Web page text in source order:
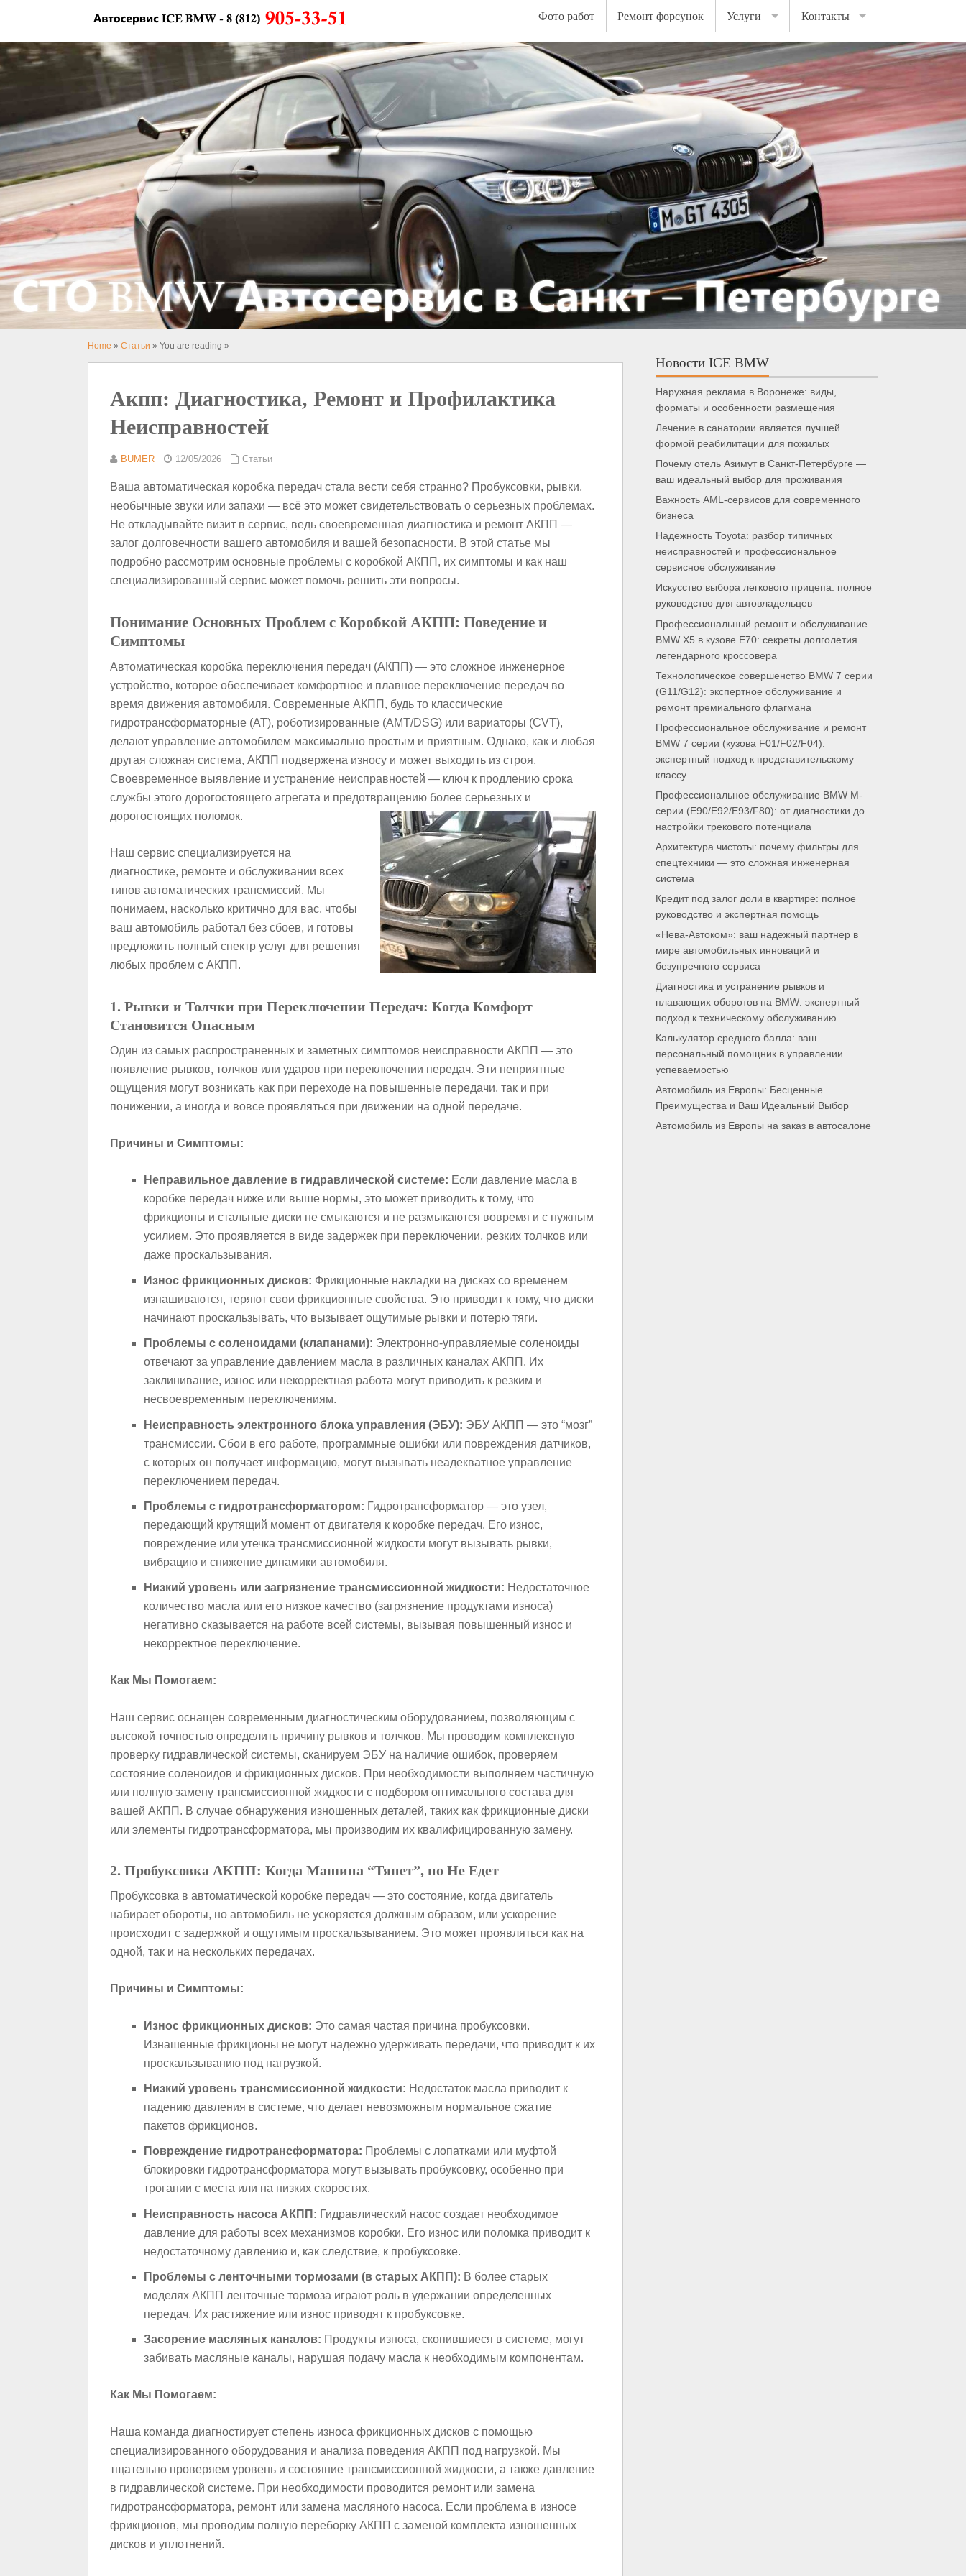
Фото работ Ремонт форсунок Услуги Контакты
Home » Статьи » You are reading »
Акпп: Диагностика, Ремонт и Профилактика
Неисправностей
BUMER 12/05/2026 Статьи
Ваша автоматическая коробка передач стала вести себя странно? Пробуксовки, рывки,
необычные звуки или запахи — всё это может свидетельствовать о серьезных проблемах.
Не откладывайте визит в сервис, ведь своевременная диагностика и ремонт АКПП —
залог долговечности вашего автомобиля и вашей безопасности. В этой статье мы
подробно рассмотрим основные проблемы с коробкой АКПП, их симптомы и как наш
специализированный сервис может помочь решить эти вопросы.
Понимание Основных Проблем с Коробкой АКПП: Поведение и
Симптомы
Автоматическая коробка переключения передач (АКПП) — это сложное инженерное
устройство, которое обеспечивает комфортное и плавное переключение передач во
время движения автомобиля. Современные АКПП, будь то классические
гидротрансформаторные (AT), роботизированные (AMT/DSG) или вариаторы (CVT),
делают управление автомобилем максимально простым и приятным. Однако, как и любая
другая сложная система, АКПП подвержена износу и может выходить из строя.
Своевременное выявление и устранение неисправностей — ключ к продлению срока
службы этого дорогостоящего агрегата и предотвращению более серьезных и
дорогостоящих поломок.
Наш сервис специализируется на
диагностике, ремонте и обслуживании всех
типов автоматических трансмиссий. Мы
понимаем, насколько критично для вас, чтобы
ваш автомобиль работал без сбоев, и готовы
предложить полный спектр услуг для решения
любых проблем с АКПП.
1. Рывки и Толчки при Переключении Передач: Когда Комфорт
Становится Опасным
Один из самых распространенных и заметных симптомов неисправности АКПП — это
появление рывков, толчков или ударов при переключении передач. Эти неприятные
ощущения могут возникать как при переходе на повышенные передачи, так и при
понижении, а иногда и вовсе проявляться при движении на одной передаче.
Причины и Симптомы:
Неправильное давление в гидравлической системе: Если давление масла в
коробке передач ниже или выше нормы, это может приводить к тому, что
фрикционы и стальные диски не смыкаются и не размыкаются вовремя и с нужным
усилием. Это проявляется в виде задержек при переключении, резких толчков или
даже проскальзывания.
Износ фрикционных дисков: Фрикционные накладки на дисках со временем
изнашиваются, теряют свои фрикционные свойства. Это приводит к тому, что диски
начинают проскальзывать, что вызывает ощутимые рывки и потерю тяги.
Проблемы с соленоидами (клапанами): Электронно-управляемые соленоиды
отвечают за управление давлением масла в различных каналах АКПП. Их
заклинивание, износ или некорректная работа могут приводить к резким и
несвоевременным переключениям.
Неисправность электронного блока управления (ЭБУ): ЭБУ АКПП — это “мозг”
трансмиссии. Сбои в его работе, программные ошибки или повреждения датчиков,
с которых он получает информацию, могут вызывать неадекватное управление
переключением передач.
Проблемы с гидротрансформатором: Гидротрансформатор — это узел,
передающий крутящий момент от двигателя к коробке передач. Его износ,
повреждение или утечка трансмиссионной жидкости могут вызывать рывки,
вибрацию и снижение динамики автомобиля.
Низкий уровень или загрязнение трансмиссионной жидкости: Недостаточное
количество масла или его низкое качество (загрязнение продуктами износа)
негативно сказывается на работе всей системы, вызывая повышенный износ и
некорректное переключение.
Как Мы Помогаем:
Наш сервис оснащен современным диагностическим оборудованием, позволяющим с
высокой точностью определить причину рывков и толчков. Мы проводим комплексную
проверку гидравлической системы, сканируем ЭБУ на наличие ошибок, проверяем
состояние соленоидов и фрикционных дисков. При необходимости выполняем частичную
или полную замену трансмиссионной жидкости с подбором оптимального состава для
вашей АКПП. В случае обнаружения изношенных деталей, таких как фрикционные диски
или элементы гидротрансформатора, мы производим их квалифицированную замену.
2. Пробуксовка АКПП: Когда Машина “Тянет”, но Не Едет
Пробуксовка в автоматической коробке передач — это состояние, когда двигатель
набирает обороты, но автомобиль не ускоряется должным образом, или ускорение
происходит с задержкой и ощутимым проскальзыванием. Это может проявляться как на
одной, так и на нескольких передачах.
Причины и Симптомы:
Износ фрикционных дисков: Это самая частая причина пробуксовки.
Изнашенные фрикционы не могут надежно удерживать передачи, что приводит к их
проскальзыванию под нагрузкой.
Низкий уровень трансмиссионной жидкости: Недостаток масла приводит к
падению давления в системе, что делает невозможным нормальное сжатие
пакетов фрикционов.
Повреждение гидротрансформатора: Проблемы с лопатками или муфтой
блокировки гидротрансформатора могут вызывать пробуксовку, особенно при
трогании с места или на низких скоростях.
Неисправность насоса АКПП: Гидравлический насос создает необходимое
давление для работы всех механизмов коробки. Его износ или поломка приводит к
недостаточному давлению и, как следствие, к пробуксовке.
Проблемы с ленточными тормозами (в старых АКПП): В более старых
моделях АКПП ленточные тормоза играют роль в удержании определенных
передач. Их растяжение или износ приводят к пробуксовке.
Засорение масляных каналов: Продукты износа, скопившиеся в системе, могут
забивать масляные каналы, нарушая подачу масла к необходимым компонентам.
Как Мы Помогаем:
Наша команда диагностирует степень износа фрикционных дисков с помощью
специализированного оборудования и анализа поведения АКПП под нагрузкой. Мы
тщательно проверяем уровень и состояние трансмиссионной жидкости, а также давление
в гидравлической системе. При необходимости проводится ремонт или замена
гидротрансформатора, ремонт или замена масляного насоса. Если проблема в износе
фрикционов, мы проводим полную переборку АКПП с заменой комплекта изношенных
дисков и уплотнений.
Новости ICE BMW
Наружная реклама в Воронеже: виды,
форматы и особенности размещения
Лечение в санатории является лучшей
формой реабилитации для пожилых
Почему отель Азимут в Санкт-Петербурге —
ваш идеальный выбор для проживания
Важность AML-сервисов для современного
бизнеса
Надежность Toyota: разбор типичных
неисправностей и профессиональное
сервисное обслуживание
Искусство выбора легкового прицепа: полное
руководство для автовладельцев
Профессиональный ремонт и обслуживание
BMW X5 в кузове E70: секреты долголетия
легендарного кроссовера
Технологическое совершенство BMW 7 серии
(G11/G12): экспертное обслуживание и
ремонт премиального флагмана
Профессиональное обслуживание и ремонт
BMW 7 серии (кузова F01/F02/F04):
экспертный подход к представительскому
классу
Профессиональное обслуживание BMW M-
серии (E90/E92/E93/F80): от диагностики до
настройки трекового потенциала
Архитектура чистоты: почему фильтры для
спецтехники — это сложная инженерная
система
Кредит под залог доли в квартире: полное
руководство и экспертная помощь
«Нева-Автоком»: ваш надежный партнер в
мире автомобильных инноваций и
безупречного сервиса
Диагностика и устранение рывков и
плавающих оборотов на BMW: экспертный
подход к техническому обслуживанию
Калькулятор среднего балла: ваш
персональный помощник в управлении
успеваемостью
Автомобиль из Европы: Бесценные
Преимущества и Ваш Идеальный Выбор
Автомобиль из Европы на заказ в автосалоне